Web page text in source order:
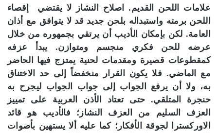
علامات اللحن القديم. اصلاح النشاز لا يقتضي إقصاء
اللحن برمته واستبداله بلحن جديد قد لا يتوافق مع أذان
العامة. لكن بإمكان الأديب أن يرتقي بجمهوره من خلال
عرضه للحن فكري منجسم ومتوازن. يبدأ عزفه
كمقطوعات قصيرة ومقدمات لحنية يمتزج فيها الحاضر
مع الماضي. فلا يكون القرار منخفضاً إلى حد الاختناق
به، ولا أن يرفع الجواب إلى جواب الجواب ليجرح به
حنجرة المتلقي. حتى تعتاد الأذن العربية على تمييز
العزف السليم من العزف النشاز؛ فالأديب هو قائد
الاوركسترا لجوقة الأفكار؛ كما عليه ألا يستهين بأصوات